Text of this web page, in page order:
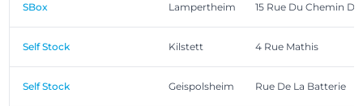
SBox Lampertheim 15 Rue Du Chemin De
Self Stock Kilstett 4 Rue Mathis
Self Stock Geispolsheim Rue De La Batterie